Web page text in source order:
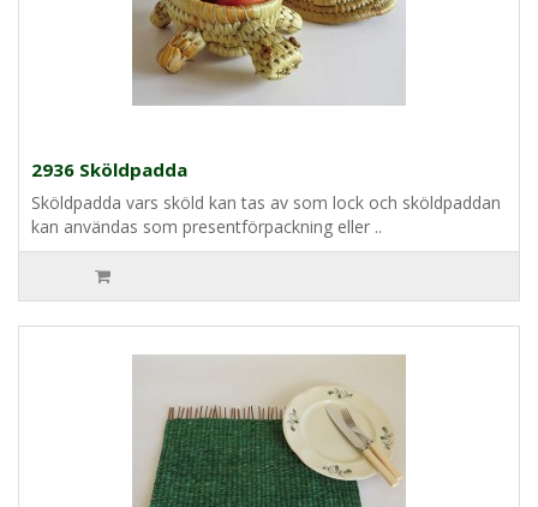
2936 Sköldpadda
Sköldpadda vars sköld kan tas av som lock och sköldpaddan
kan användas som presentförpackning eller ..